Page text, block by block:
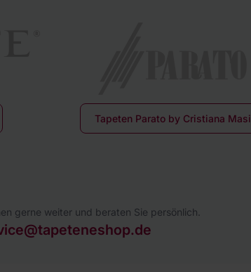
Tapeten Parato by Cristiana Masi
gerne weiter und beraten Sie persönlich.